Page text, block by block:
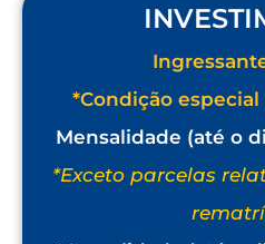
*Condição especial
Mensalidade (até o
*Exceto parcelas